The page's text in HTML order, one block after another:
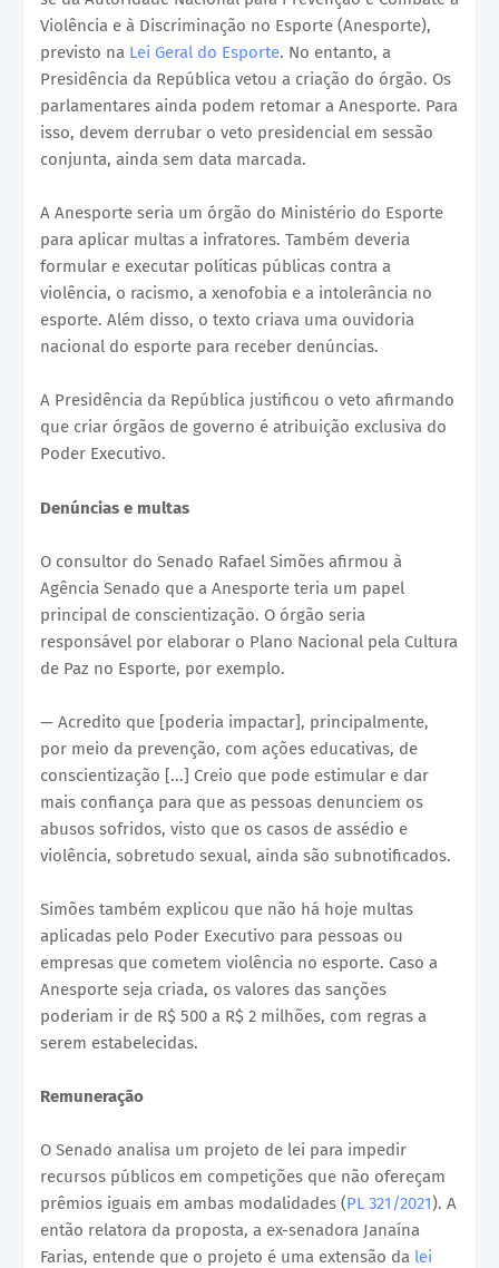
Violência e à Discriminação no Esporte (Anesporte),
previsto na Lei Geral do Esporte. No entanto, a
Presidência da República vetou a criação do órgão. Os
parlamentares ainda podem retomar a Anesporte. Para
isso, devem derrubar o veto presidencial em sessão
conjunta, ainda sem data marcada.
A Anesporte seria um órgão do Ministério do Esporte
para aplicar multas a infratores. Também deveria
formular e executar políticas públicas contra a
violência, o racismo, a xenofobia e a intolerância no
esporte. Além disso, o texto criava uma ouvidoria
nacional do esporte para receber denúncias.
A Presidência da República justificou o veto afirmando
que criar órgãos de governo é atribuição exclusiva do
Poder Executivo.
Denúncias e multas
O consultor do Senado Rafael Simões afirmou à
Agência Senado que a Anesporte teria um papel
principal de conscientização. O órgão seria
responsável por elaborar o Plano Nacional pela Cultura
de Paz no Esporte, por exemplo.
— Acredito que [poderia impactar], principalmente,
por meio da prevenção, com ações educativas, de
conscientização [...] Creio que pode estimular e dar
mais confiança para que as pessoas denunciem os
abusos sofridos, visto que os casos de assédio e
violência, sobretudo sexual, ainda são subnotificados.
Simões também explicou que não há hoje multas
aplicadas pelo Poder Executivo para pessoas ou
empresas que cometem violência no esporte. Caso a
Anesporte seja criada, os valores das sanções
poderiam ir de R$ 500 a R$ 2 milhões, com regras a
serem estabelecidas.
Remuneração
O Senado analisa um projeto de lei para impedir
recursos públicos em competições que não ofereçam
prêmios iguais em ambas modalidades (PL 321/2021). A
então relatora da proposta, a ex-senadora Janaína
Farias, entende que o projeto é uma extensão da lei